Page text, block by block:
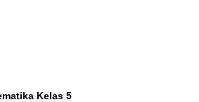
Kelas 5